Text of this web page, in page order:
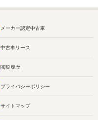
メーカー認定中古車
中古車リース
閲覧履歴
プライバシーポリシー
サイトマップ